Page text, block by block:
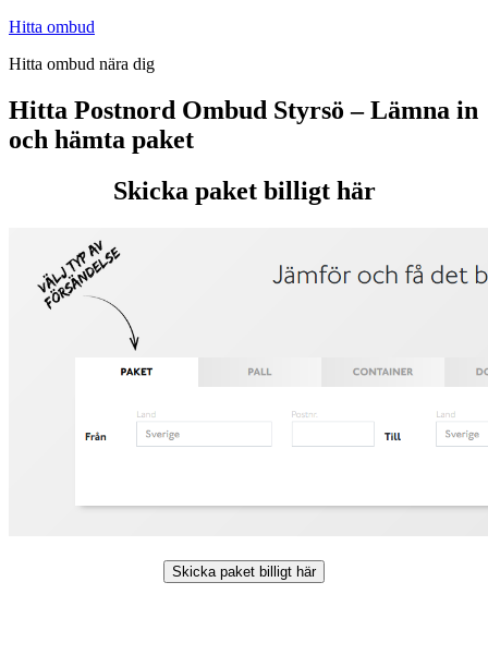
Hoppa
innehåll
Hitta ombud
Hitta ombud nära dig
Hitta Postnord Ombud Styrsö – Lämna in
och hämta paket
Skicka paket billigt här
Skicka paket billigt här